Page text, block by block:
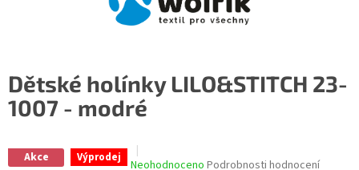
Dětské holínky LILO&STITCH 23-
1007 - modré
Akce Výprodej
Průměrné
Neohodnoceno Podrobnosti hodnocení